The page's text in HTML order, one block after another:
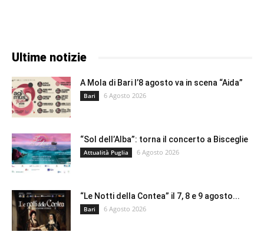
Ultime notizie
A Mola di Bari l’8 agosto va in scena “Aida”
Bari 6 Agosto 2026
“Sol dell’Alba”: torna il concerto a Bisceglie
Attualità Puglia 6 Agosto 2026
“Le Notti della Contea” il 7, 8 e 9 agosto...
Bari 6 Agosto 2026